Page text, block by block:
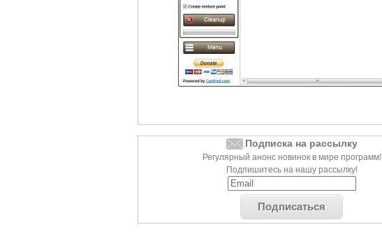
Подписка на рассылку
Регулярный анонс новинок в мире программ!
Подпишитесь на нашу рассылку!
Подписаться